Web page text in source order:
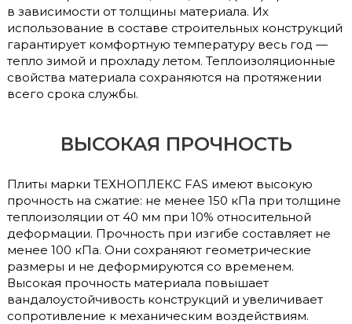
в зависимости от толщины материала. Их
использование в составе строительных конструкций
гарантирует комфортную температуру весь год —
тепло зимой и прохладу летом. Теплоизоляционные
свойства материала сохраняются на протяжении
всего срока службы.
ВЫСОКАЯ ПРОЧНОСТЬ
Плиты марки ТЕХНОПЛЕКС FAS имеют высокую
прочность на сжатие: не менее 150 кПа при толщине
теплоизоляции от 40 мм при 10% относительной
деформации. Прочность при изгибе составляет не
менее 100 кПа. Они сохраняют геометрические
размеры и не деформируются со временем.
Высокая прочность материала повышает
вандалоустойчивость конструкций и увеличивает
сопротивление к механическим воздействиям.